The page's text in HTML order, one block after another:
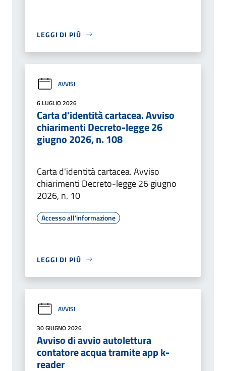
LEGGI DI PIÙ
AVVISI
6 LUGLIO 2026
Carta d'identità cartacea. Avviso
chiarimenti Decreto-legge 26
giugno 2026, n. 108
Carta d'identità cartacea. Avviso
chiarimenti Decreto-legge 26 giugno
2026, n. 10
Accesso all'informazione
LEGGI DI PIÙ
AVVISI
30 GIUGNO 2026
Avviso di avvio autolettura
contatore acqua tramite app k-
reader